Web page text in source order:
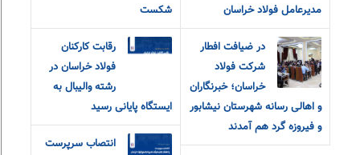
مدیرعامل فولاد خراسان
شکست
در ضیافت افطار
شرکت فولاد
خراسان؛ خبرنگاران
و اهالی رسانه شهرستان نیشابور
و فیروزه گرد هم آمدند
رقابت کارکنان
فولاد خراسان در
رشته والیبال به
ایستگاه پایانی رسید
انتصاب سرپرست